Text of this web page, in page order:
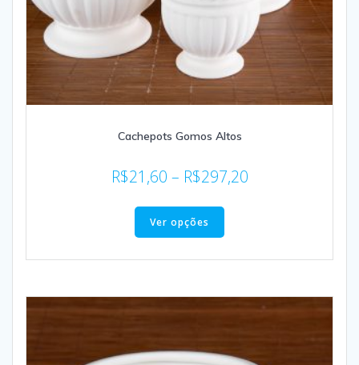
Cachepots Gomos Altos
R$21,60 – R$297,20
Ver opções